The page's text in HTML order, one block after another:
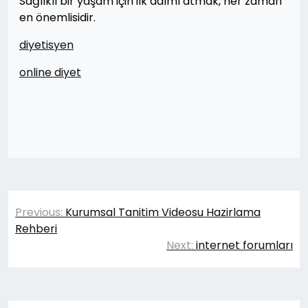
en önemlisidir.
diyetisyen
online diyet
Yazı
gezinmesi
Previous: Kurumsal Tanitim Videosu Hazirlama
Rehberi
Next: internet forumları